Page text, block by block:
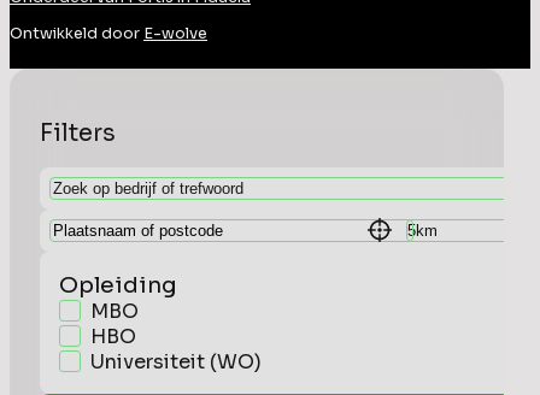
Ontwikkeld door E-wolve
Filters
Opleiding
MBO
HBO
Universiteit (WO)